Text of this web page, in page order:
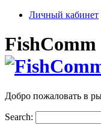
Личный кабинет
FishComm
Добро пожаловать в
Search: